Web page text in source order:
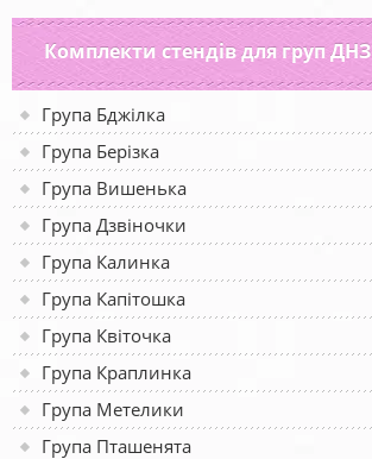
Комплекти стендів для груп ДНЗ
Група Бджілка
Група Берізка
Група Вишенька
Група Дзвіночки
Група Калинка
Група Капітошка
Група Квіточка
Група Краплинка
Група Метелики
Група Пташенята